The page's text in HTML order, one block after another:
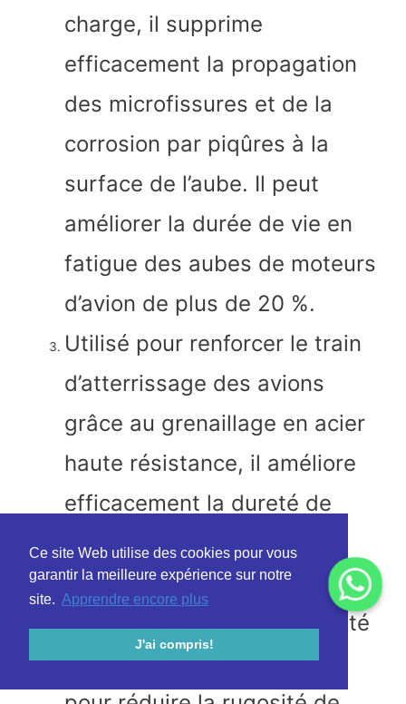
Ce site Web utilise des cookies pour vous
garantir la meilleure expérience sur notre
site. Apprendre encore plus
J'ai compris!
charge, il supprime
efficacement la propagation
des microfissures et de la
corrosion par piqûres à la
surface de l’aube. Il peut
améliorer la durée de vie en
fatigue des aubes de moteurs
d’avion de plus de 20 %.
Utilisé pour renforcer le train
d’atterrissage des avions
grâce au grenaillage en acier
haute résistance, il améliore
efficacement la dureté de
surface et la contrainte de
compression résiduelle du
train. Il est également adapté
au grenaillage secondaire